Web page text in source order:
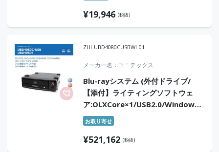
¥19,946 (税抜)
ZUI-UBD4080CUSBWI-01
メーカー名 ユニテックス
Blu-rayシステム (外付ドライブ/
【添付】ライティングソフトウェ
ア:OLXCore×1/USB2.0/Windows/
ケーブル(1.1m)×1)
お取り寄せ
¥521,162 (税抜)